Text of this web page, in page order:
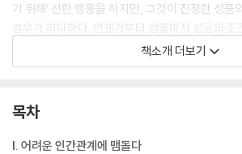
기 위해’ 선한 행동을 하지만, 그것이 진정한 성품
경우가 허다하다. 언젠가부터 성품마저 성공의 조
『성품이 좋은 사람』은 이런 고민에 실질적인 도
이다. 마치 좋은 안내자와 함께 길을 걷는 듯한 느
“사람의 성품은 바뀌지 않는다.”라고 말하지만, 이
책소개 더보기
목차
I. 어려운 인간관계에 맴돌다